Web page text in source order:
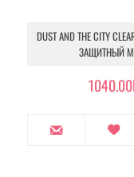
DUST AND THE CITY
ЗАЩИТНЫЙ